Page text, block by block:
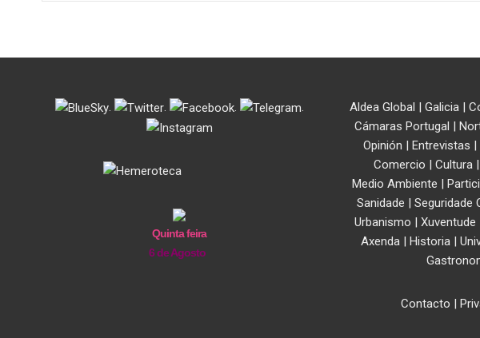
. . . .
Quinta feira
6 de Agosto
Aldea Global | Galicia|
Cámaras Portugal |
Opinión | Entrevistas |
Comercio | Cultura |
Medio Ambiente |
Sanidade | Seguridade
Urbanismo | Xuventude
Axenda| Historia|
Contacto |